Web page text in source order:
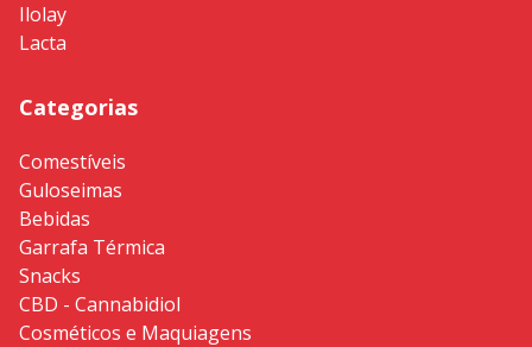
Ilolay
Lacta
Categorias
Comestíveis
Guloseimas
Bebidas
Garrafa Térmica
Snacks
CBD - Cannabidiol
Cosméticos e Maquiagens